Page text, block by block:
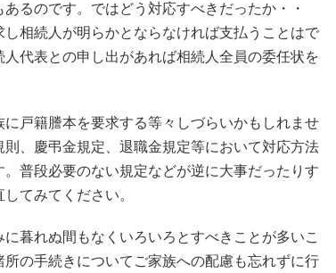
るのです。ではどう対応すべきだったか・・
相続人が明らかとならなければ支払うことはで
代表との申し出があれば相続人全員の委任状を
戸籍謄本を要求する等々しづらいかもしれませ
、慶弔金規定、退職金規定等において対応方法
普段必要のない規定などが逆に大事だったりす
てみてください。
暮れぬ間もなくいろいろとすべきことが多いこ
の手続きについてご家族への配慮も忘れずに行